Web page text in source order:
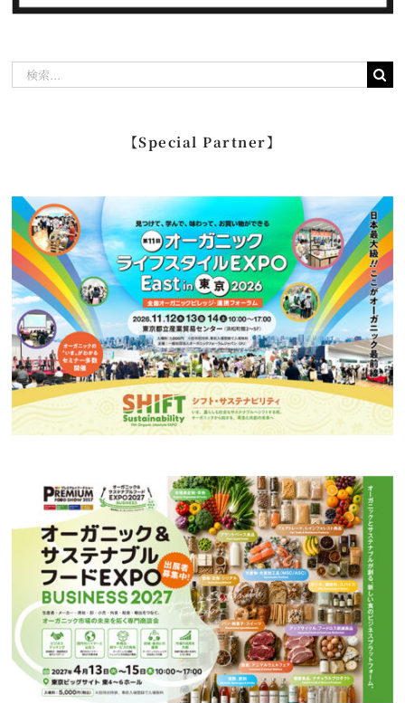
【Special Partner】